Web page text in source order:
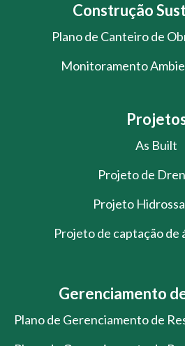
Construção
Plano de Canteiro de
Monitoramento
As Built
Projeto de
Projeto
Projeto de captação de
Gerenciamento
Plano de Gerenciamento de